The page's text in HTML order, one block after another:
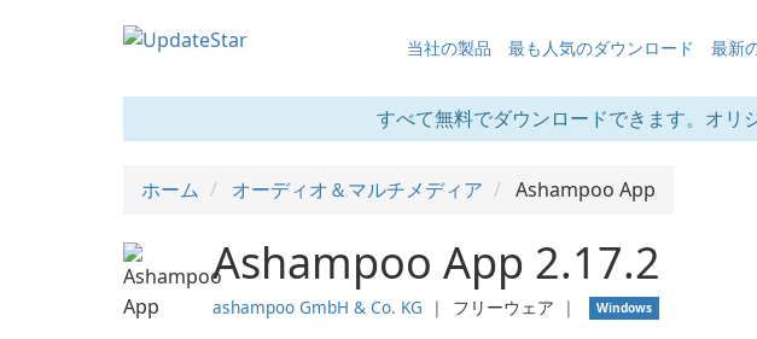
当社の製品 最も人気のダウンロード 最新
すべて無料でダウンロードできます。オリ
ホーム オーディオ＆マルチメディア Ashampoo App
Ashampoo App 2.17.2
ashampoo GmbH & Co. KG ❘ フリーウェア ❘ Windows